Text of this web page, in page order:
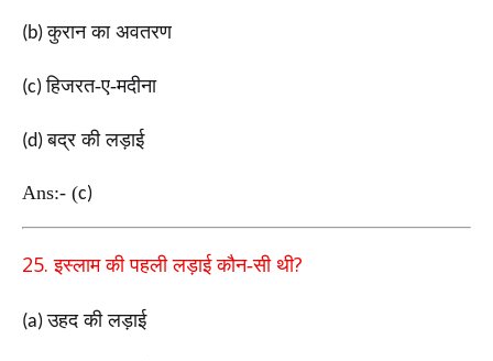
(b)कुरान का अवतरण
(c)हिजरत-ए-मदीना
(d)बद्र की लड़ाई
Ans:- (c)
25.इस्लाम की पहली लड़ाई कौन-सी थी?
(a)उहद की लड़ाई